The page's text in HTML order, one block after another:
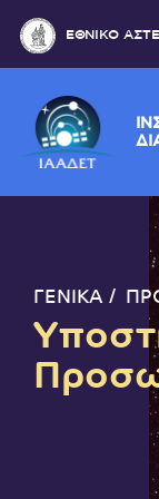
ΕΘΝΙΚΟ
ΓΕΝΙΚΑ